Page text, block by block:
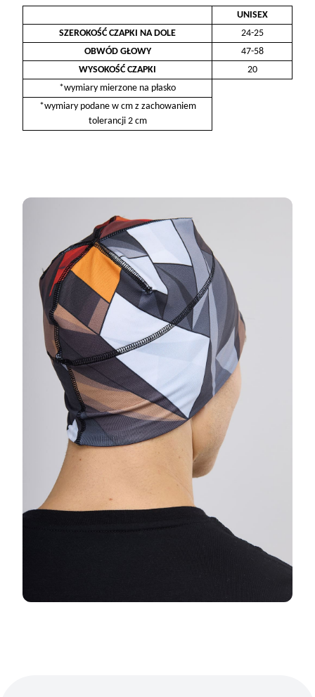
UNISEX
SZEROKOŚĆ CZAPKI NA DOLE
24-25
OBWÓD GŁOWY
47-58
WYSOKOŚĆ CZAPKI
20
*wymiary mierzone na płasko
*wymiary podane w cm z zachowaniem
tolerancji 2 cm